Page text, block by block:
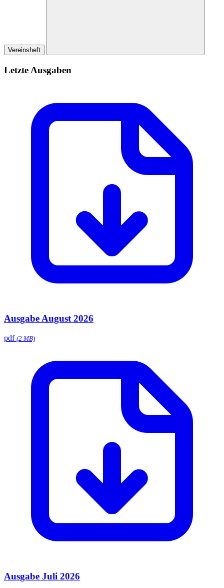
Vereinsheft
Letzte Ausgaben
Ausgabe August 2026
pdf (2 MB)
Ausgabe Juli 2026